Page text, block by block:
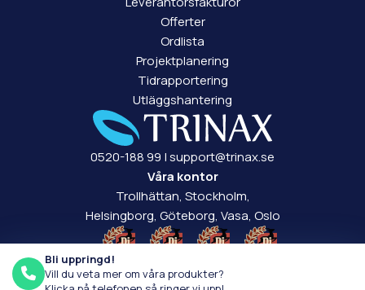
Bli uppringd!
Vill du veta mer om våra produkter?
Offerter
Ordlista
Projektplanering
Tidrapportering
Utläggshantering
0520-188 99 |support@trinax.se
Våra kontor
Trollhättan, Stockholm,
Helsingborg, Göteborg, Vasa, Oslo